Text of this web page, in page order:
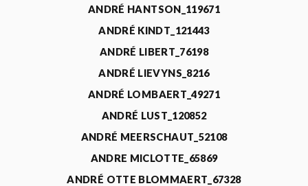
ANDRÉ HANTSON_119671
ANDRÉ KINDT_121443
ANDRÉ LIBERT_76198
ANDRÉ LIEVYNS_8216
ANDRÉ LOMBAERT_49271
ANDRÉ LUST_120852
ANDRÉ MEERSCHAUT_52108
ANDRE MICLOTTE_65869
ANDRÉ OTTE BLOMMAERT_67328